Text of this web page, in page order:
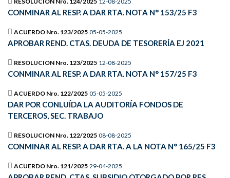
CONMINAR AL RESP. A DAR RTA. NOTA N° 153/25 F3
ACUERDO Nro. 123/2025 05-05-2025
APROBAR REND. CTAS. DEUDA DE TESORERÍA EJ 2021
RESOLUCION Nro. 123/2025 12-08-2025
CONMINAR AL RESP. A DAR RTA. NOTA N° 157/25 F3
ACUERDO Nro. 122/2025 05-05-2025
DAR POR CONLUÍDA LA AUDITORÍA FONDOS DE
TERCEROS, SEC. TRABAJO
RESOLUCION Nro. 122/2025 08-08-2025
CONMINAR AL RESP. A DAR RTA. A LA NOTA N° 165/25 F3
ACUERDO Nro. 121/2025 29-04-2025